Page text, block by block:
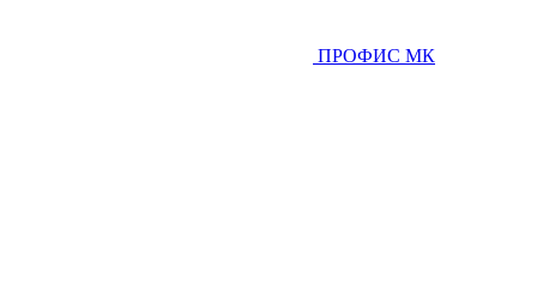
ПРОФИС МК